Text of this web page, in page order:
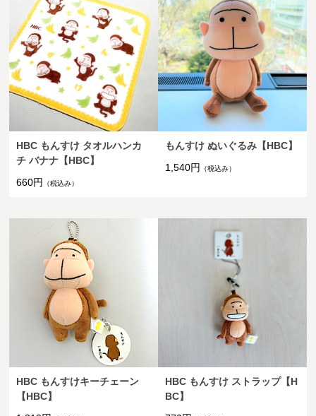
HBC もんすけ タオルハンカ
チ バナナ【HBC】
660円
（税込み）
もんすけ ぬいぐるみ【HBC】
1,540円
（税込み）
HBC もんすけキーチェーン
【HBC】
HBC もんすけ ストラップ【H
BC】